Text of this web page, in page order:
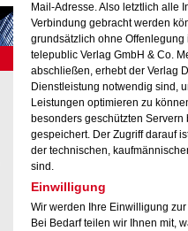
Mail-Adresse. Also letztlich alle
Verbindung gebracht werden
grundsätzlich ohne
telepublic Verlag GmbH & Co.
abschließen, erhebt der Verlag
Dienstleistung notwendig sind,
Leistungen optimieren zu
besonders geschützten
gespeichert. Der Zugriff darauf
der technischen,
sind.
Einwilligung
Wir werden Ihre Einwilligung
Bei Bedarf teilen wir Ihnen mit,